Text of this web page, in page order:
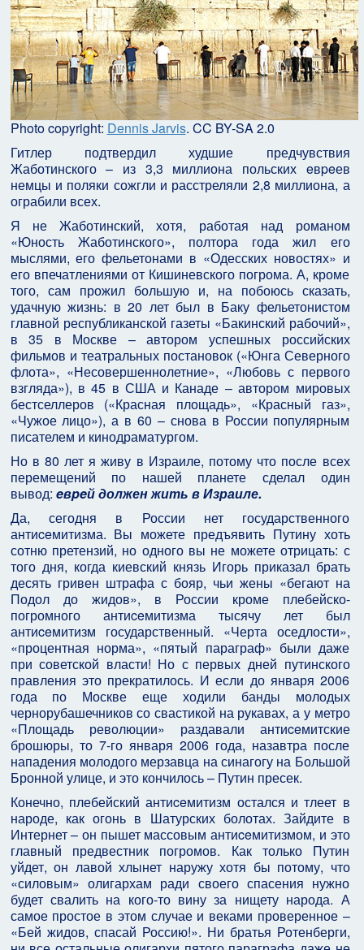
Photo copyright: Dennis Jarvis. CC BY-SA 2.0
Гитлер подтвердил худшие предчувствия
Жаботинского – из 3,3 миллиона польских eвpeев
немцы и поляки сожгли и расстреляли 2,8 миллиона, а
ограбили всех.
Я не Жаботинский, хотя, работая над романом
«Юность Жаботинского», полтора года жил его
мыслями, его фельетонами в «Одесских новостях» и
его впечатлениями от Кишиневского погрома. А, кроме
того, сам прожил большую и, на побоюсь сказать,
удачную жизнь: в 20 лет был в Баку фельетонистом
главной республиканской газеты «Бакинский рабочий»,
в 35 в Москве – автором успешных российских
фильмов и театральных постановок («Юнга Северного
флота», «Несовершеннолетние», «Любовь с первого
взгляда»), в 45 в США и Канаде – автором мировых
бестселлеров («Красная площадь», «Красный газ»,
«Чужое лицо»), а в 60 – снова в России популярным
писателем и кинодраматургом.
Но в 80 лет я живу в Израиле, потому что после всех
перемещений по нашей планете сделал один
вывод: eвpeй должен жить в Израиле.
Да, сегодня в России нет государственного
антиceмитизма. Вы можете предъявить Путину хоть
сотню претензий, но одного вы не можете отрицать: с
того дня, когда киевский князь Игорь приказал брать
десять гривен штрафа с бояр, чьи жены «бегают на
Подол до жидов», в России кроме плебейско-
погромного антиceмитизма тысячу лет был
антиceмитизм государственный. «Черта оседлости»,
«процентная норма», «пятый параграф» были даже
при советской власти! Но с первых дней путинского
правления это прекратилось. И если до января 2006
года по Москве еще ходили банды молодых
чернорубашечников со свастикой на рукавах, а у метро
«Площадь революции» раздавали антиceмитские
брошюры, то 7-го января 2006 года, назавтра после
нападения молодого мерзавца на синагогу на Большой
Бронной улице, и это кончилось – Путин пресек.
Конечно, плебейский антиceмитизм остался и тлеет в
народе, как огонь в Шатурских болотах. Зайдите в
Интернет – он пышет массовым антиceмитизмом, и это
главный предвестник погромов. Как только Путин
уйдет, он лавой хлынет наружу хотя бы потому, что
«силовым» олигархам ради своего спасения нужно
будет свалить на кого-то вину за нищету народа. А
самое простое в этом случае и веками проверенное –
«Бей жидов, спасай Россию!». Ни братья Ротенберги,